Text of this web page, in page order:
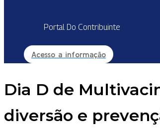
Portal Do Contribuinte
Acesso a informação
Dia D de
diversão e